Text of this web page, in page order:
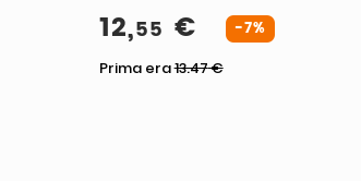
12,55 € -7%
Prima era13.47€